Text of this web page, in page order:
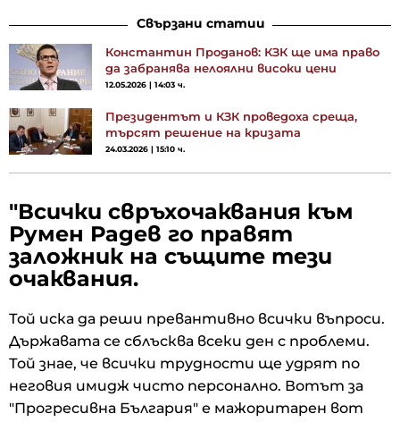
Свързани статии
Константин Проданов: КЗК ще има право
да забранява нелоялни високи цени
12.05.2026 | 14:03 ч.
Президентът и КЗК проведоха среща,
търсят решение на кризата
24.03.2026 | 15:10 ч.
"Всички свръхочаквания към
Румен Радев го правят
заложник на същите тези
очаквания.
Той иска да реши превантивно всички въпроси.
Държавата се сблъсква всеки ден с проблеми.
Той знае, че всички трудности ще удрят по
неговия имидж чисто персонално. Вотът за
"Прогресивна България" е мажоритарен вот